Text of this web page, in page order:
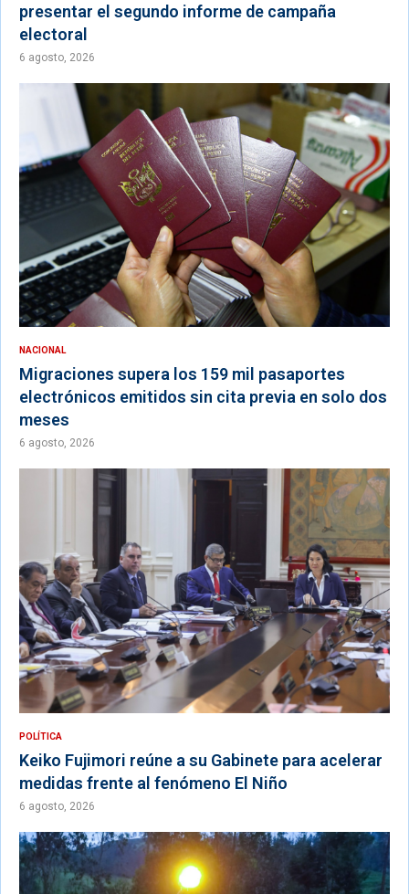
presentar el segundo informe de campaña
electoral
6 agosto, 2026
NACIONAL
Migraciones supera los 159 mil pasaportes
electrónicos emitidos sin cita previa en solo dos
meses
6 agosto, 2026
POLÍTICA
Keiko Fujimori reúne a su Gabinete para acelerar
medidas frente al fenómeno El Niño
6 agosto, 2026